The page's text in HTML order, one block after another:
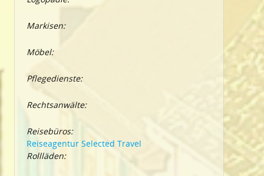
Markisen:
Möbel:
Pflegedienste:
Rechtsanwälte:
Reisebüros:
Reiseagentur Selected Travel
Rollläden: